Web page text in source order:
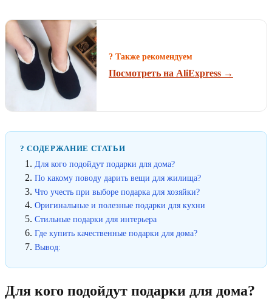
? Также рекомендуем
Посмотреть на AliExpress →
? СОДЕРЖАНИЕ СТАТЬИ
Для кого подойдут подарки для дома?
По какому поводу дарить вещи для жилища?
Что учесть при выборе подарка для хозяйки?
Оригинальные и полезные подарки для кухни
Стильные подарки для интерьера
Где купить качественные подарки для дома?
Вывод:
Для кого подойдут подарки для дома?